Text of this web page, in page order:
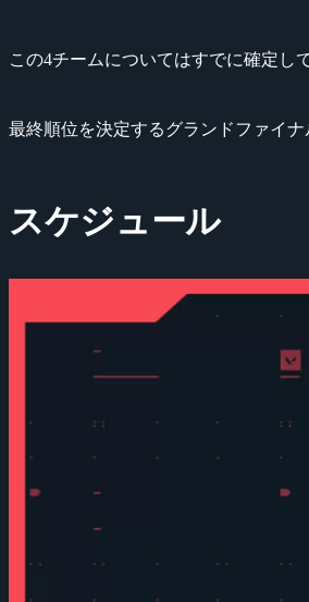
この4チームについてはすでに確定し
最終順位を決定するグランドファイ
スケジュール